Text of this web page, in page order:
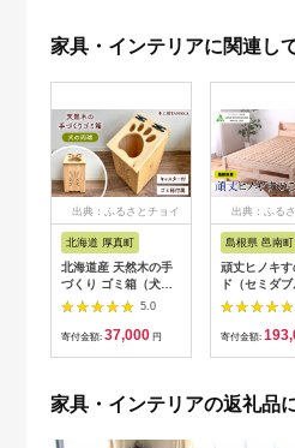
家具・インテリアに関連し
出典：ふるさとチョイ
北海道 厚真町
北海道産 天然木の手
づくり ゴミ箱（犬の
肉球）《厚真町》【木
工房TANAKA】 ごみ
箱 ゴミ箱 木製 天然木
37000円
5.0
寄付金額: 37,000 円
出典：ふる
島根県 邑南町
頑丈ヒノキす
ド（セミダブ
寄付金額:
家具・インテリアの返礼品